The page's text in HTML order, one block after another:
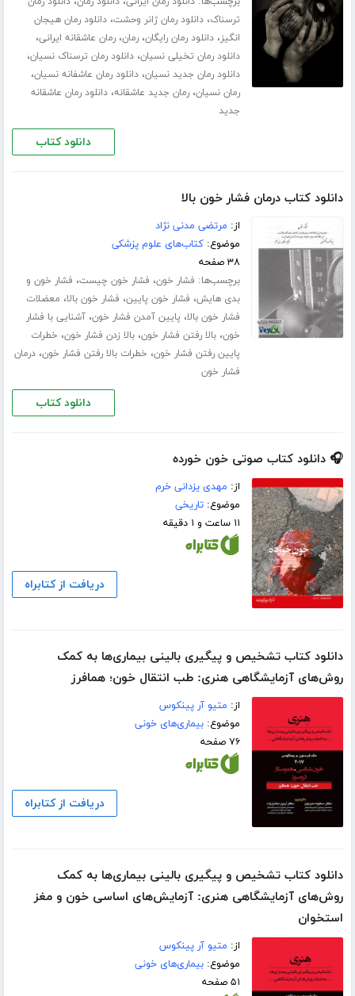
ترسناک،دانلود رمان ژانر وحشت،دانلود رمان هیجان
انگیز،دانلود رمان رایگان،رمان،رمان عاشقانه ایرانی،
دانلود رمان تخیلی نسیان،دانلود رمان ترسناک نسیان،
دانلود رمان جدید نسیان،دانلود رمان عاشفانه نسیان،
رمان نسیان،رمان جدید عاشقانه،دانلود رمان عاشقانه
جدید
دانلود کتاب
دانلود کتاب درمان فشار خون بالا
از: مرتضی مدنی نژاد
موضوع:کتاب‌های علوم پزشکی
۳۸ صفحه
برچسب‌ها: فشار خون، فشار خون چیست، فشار خون و
بدی هایش، فشار خون پایین، فشار خون بالا، معضلات
فشار خون بالا، پایین آمدن فشار خون،آشنایی با فشار
خون،بالا رفتن فشار خون،بالا زدن فشار خون، خطرات
پایین رفتن فشار خون، خطرات بالا رفتن فشار خون،درمان
فشار خون
دانلود کتاب
🎧 دانلود کتاب صوتی خون خورده
از: مهدی یزدانی خرم
موضوع:تاریخی
۱۱ ساعت و ۱ دقیقه
دریافت از کتابراه
دانلود کتاب تشخیص و پیگیری بالینی بیماری‌ها به کمک
روش‌های آزمایشگاهی هنری: طب انتقال خون؛ همافرز
از: متیو آر پینکوس
موضوع:بیماری‌های خونی
۷۶ صفحه
دریافت از کتابراه
دانلود کتاب تشخیص و پیگیری بالینی بیماری‌ها به کمک
روش‌های آزمایشگاهی هنری: آزمایش‌های اساسی خون و مغز
استخوان
از: متیو آر پینکوس
موضوع:بیماری‌های خونی
۵۱ صفحه